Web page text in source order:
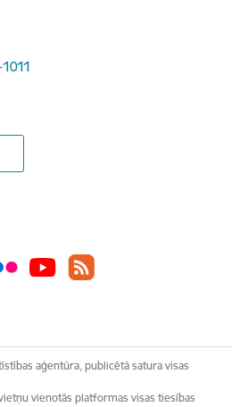
aģentūra, publicētā satura visas
vienotās platformas visas tiesības